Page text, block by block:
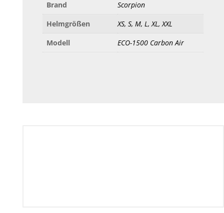
Brand
Scorpion
Helmgrößen
XS, S, M, L, XL, XXL
Modell
ECO-1500 Carbon Air